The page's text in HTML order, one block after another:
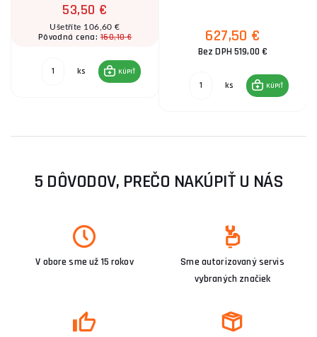
53,50 €
Ušetříte 106,60 €
Pôvodná cena:160,10 €
ks KÚPIŤ
627,50 €
Bez DPH 519,00 €
ks KÚPIŤ
5 DÔVODOV, PREČO NAKÚPIŤ U NÁS
V obore sme už 15 rokov
Sme autorizovaný servis
vybraných značiek